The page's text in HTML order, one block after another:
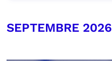
SEPTEMBRE 2026